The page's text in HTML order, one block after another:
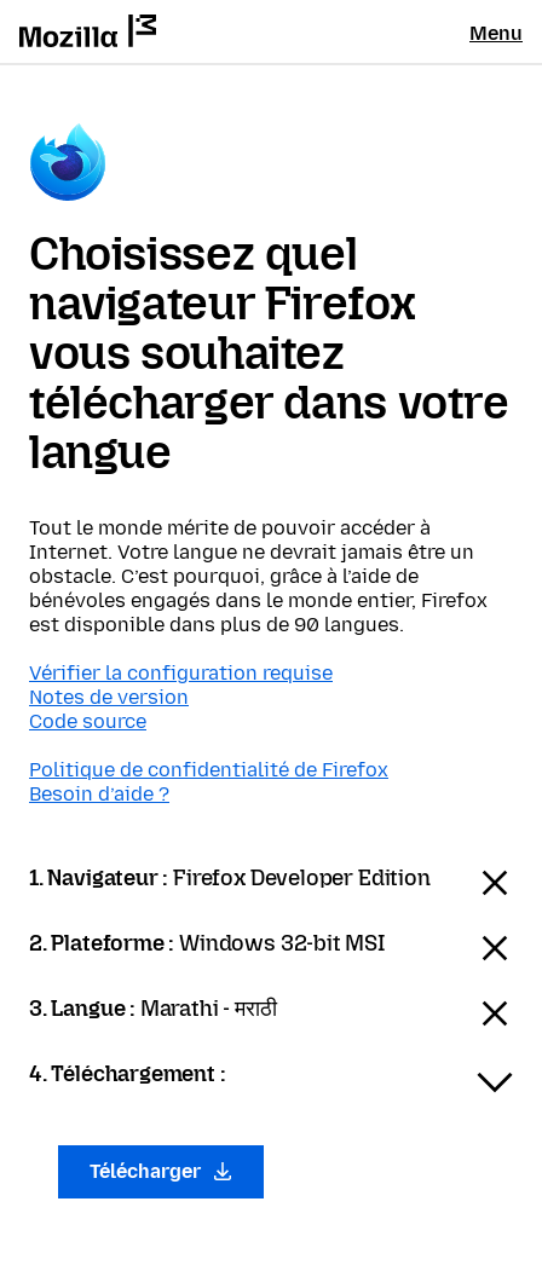
Menu
Choisissez quel
navigateur Firefox
vous souhaitez
télécharger dans votre
langue
Tout le monde mérite de pouvoir accéder à
Internet. Votre langue ne devrait jamais être un
obstacle. C’est pourquoi, grâce à l’aide de
bénévoles engagés dans le monde entier, Firefox
est disponible dans plus de 90 langues.
Vérifier la configuration requise
Notes de version
Code source
Politique de confidentialité de Firefox
Besoin d’aide ?
1. Navigateur :Firefox Developer Edition
2. Plateforme :Windows 32-bit MSI
3. Langue : Marathi - मराठी
4. Téléchargement :
Télécharger